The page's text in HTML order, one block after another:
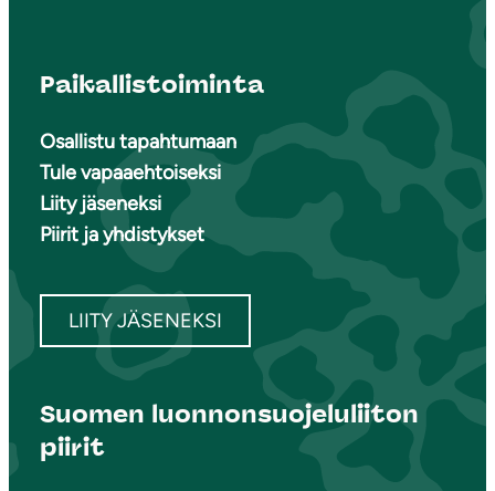
Paikallistoiminta
Osallistu tapahtumaan
Tule vapaaehtoiseksi
Liity jäseneksi
Piirit ja yhdistykset
LIITY JÄSENEKSI
Suomen luonnonsuojeluliiton
piirit